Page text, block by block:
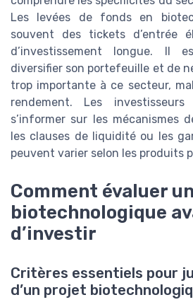
Les levées de fonds en
souvent des tickets d’entrée
d’investissement longue. Il
diversifier son portefeuille et de
trop importante à ce secteur,
rendement. Les
s’informer sur les mécanismes
les clauses de liquidité ou les
peuvent varier selon les produits
Comment évaluer
biotechnologique
d’investir
Critères essentiels pour
d’un projet